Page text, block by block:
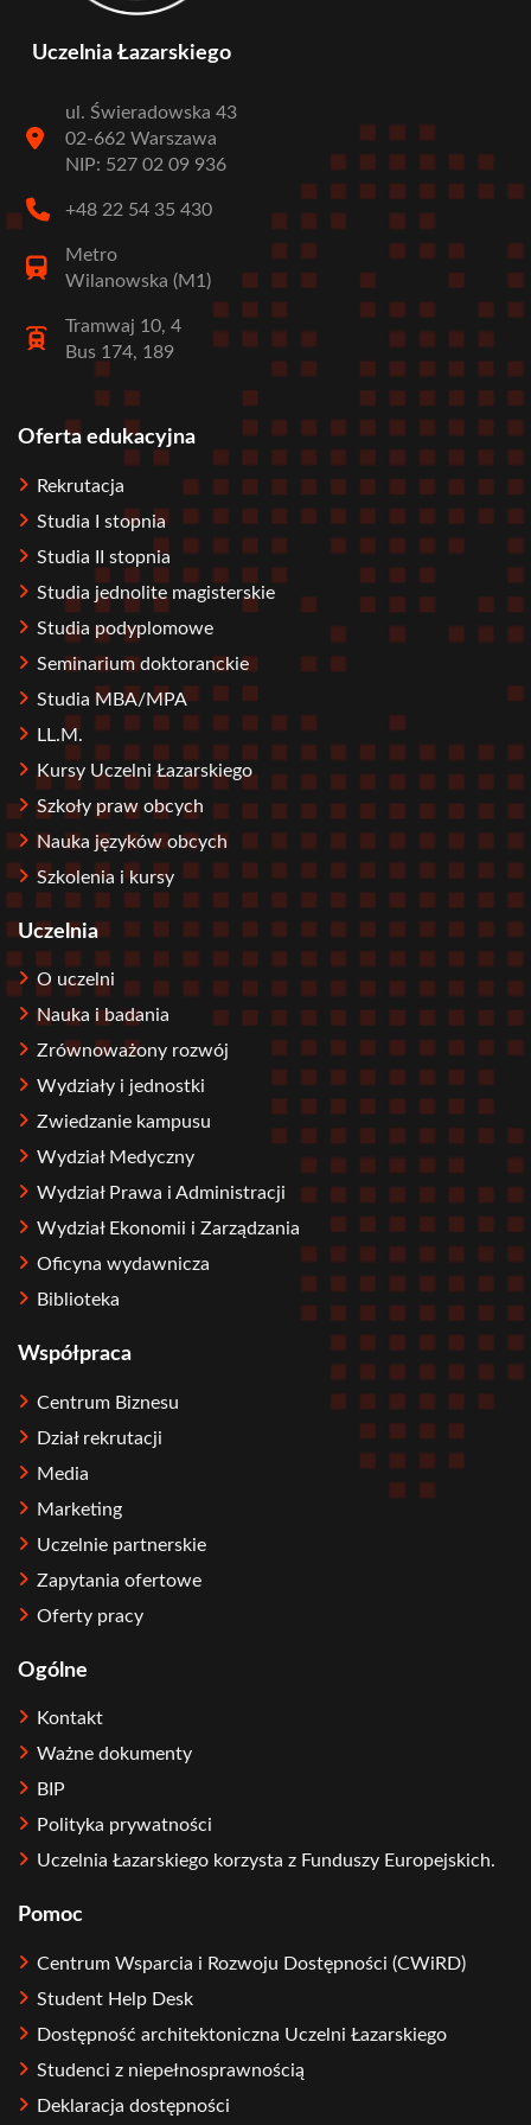
Uczelnia Łazarskiego
ul. Świeradowska 43
02-662 Warszawa
NIP: 527 02 09 936
+48 22 54 35 430
Metro
Wilanowska (M1)
Tramwaj 10, 4
Bus 174, 189
Stopka
Oferta edukacyjna
Rekrutacja
Studia I stopnia
Studia II stopnia
Studia jednolite magisterskie
Studia podyplomowe
Seminarium doktoranckie
Studia MBA/MPA
LL.M.
Kursy Uczelni Łazarskiego
Szkoły praw obcych
Nauka języków obcych
Szkolenia i kursy
Uczelnia
O uczelni
Nauka i badania
Zrównoważony rozwój
Wydziały i jednostki
Zwiedzanie kampusu
Wydział Medyczny
Wydział Prawa i Administracji
Wydział Ekonomii i Zarządzania
Oficyna wydawnicza
Biblioteka
Współpraca
Centrum Biznesu
Dział rekrutacji
Media
Marketing
Uczelnie partnerskie
Zapytania ofertowe
Oferty pracy
Ogólne
Kontakt
Ważne dokumenty
BIP
Polityka prywatności
Uczelnia Łazarskiego korzysta z Funduszy Europejskich.
Pomoc
Centrum Wsparcia i Rozwoju Dostępności (CWiRD)
Student Help Desk
Dostępność architektoniczna Uczelni Łazarskiego
Studenci z niepełnosprawnością
Deklaracja dostępności